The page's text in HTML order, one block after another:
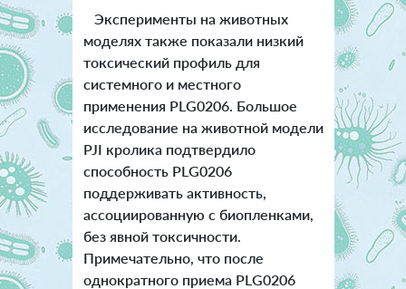
Эксперименты на животных
моделях также показали низкий
токсический профиль для
системного и местного
применения PLG0206. Большое
исследование на животной модели
PJI кролика подтвердило
способность PLG0206
поддерживать активность,
ассоциированную с биопленками,
без явной токсичности.
Примечательно, что после
однократного приема PLG0206